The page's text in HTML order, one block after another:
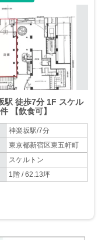
駅 徒歩7分 1F スケル
【飲食可】
神楽坂駅/7分
東京都新宿区東五軒町
スケルトン
1階 / 62.13坪